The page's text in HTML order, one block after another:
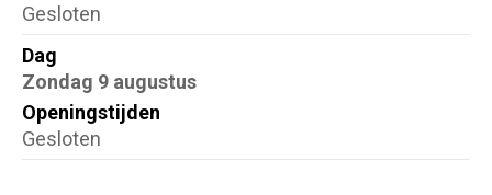
Gesloten
Dag
Zondag 9 augustus
Openingstijden
Gesloten